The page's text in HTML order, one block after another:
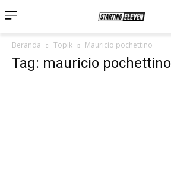
Beranda Topik Mauricio pochettino
Tag: mauricio pochettino